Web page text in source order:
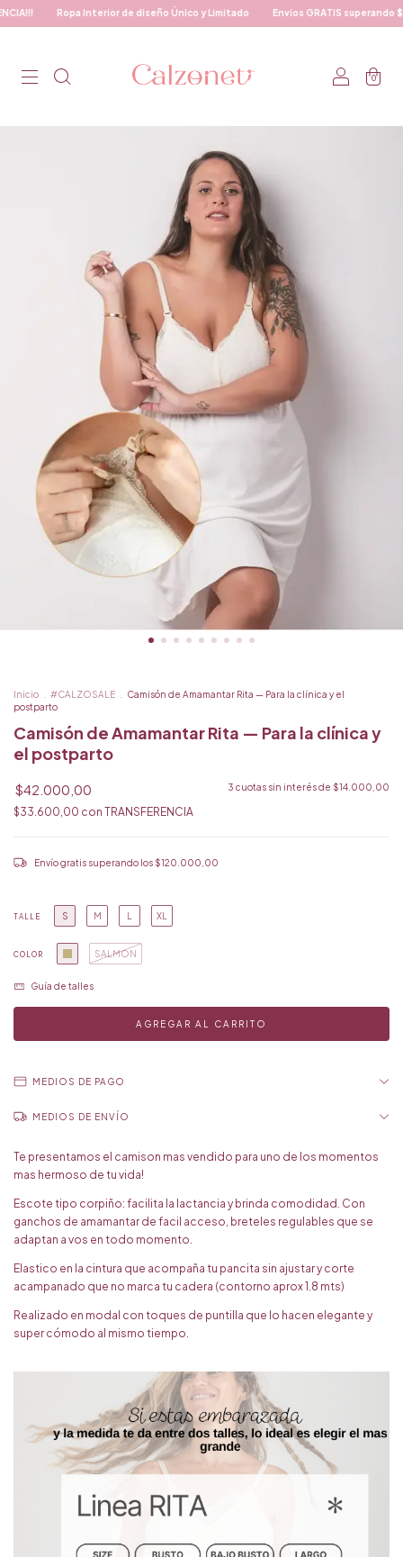
Ropa Interior de diseño Único y Limitado Envíos GRATIS superando
0
Inicio #CALZOSALE
Camisón de Amamantar Rita — Para la clínica y el
postparto
Camisón de Amamantar Rita — Para la clínica y
el postparto
$42.000,00 3 cuotas sin interés de $14.000,00
$33.600,00 con TRANSFERENCIA
Envío gratis superando los $120.000,00
TALLE S M L XL
COLOR SALMON
Guía de talles
MEDIOS DE PAGO
MEDIOS DE ENVÍO
Te presentamos el camison mas vendido para uno de los momentos
mas hermoso de tu vida!
Escote tipo corpiño: facilita la lactancia y brinda comodidad. Con
ganchos de amamantar de facil acceso, breteles regulables que se
adaptan a vos en todo momento.
Elastico en la cintura que acompaña tu pancita sin ajustar y corte
acampanado que no marca tu cadera (contorno aprox 1.8 mts)
Realizado en modal con toques de puntilla que lo hacen elegante y
super cómodo al mismo tiempo.